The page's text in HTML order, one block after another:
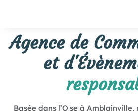
Agence de
et
Basée dans l’Oise à Amblainville,